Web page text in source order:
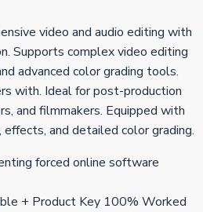
video and audio editing with
Supports complex video editing
advanced color grading tools.
with. Ideal for post-production
and filmmakers. Equipped with
and detailed color grading.
forced online software
+ Product Key 100% Worked